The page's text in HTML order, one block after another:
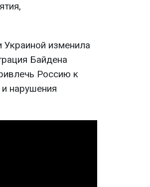
Украиной изменила
Байдена
Россию к
нарушения